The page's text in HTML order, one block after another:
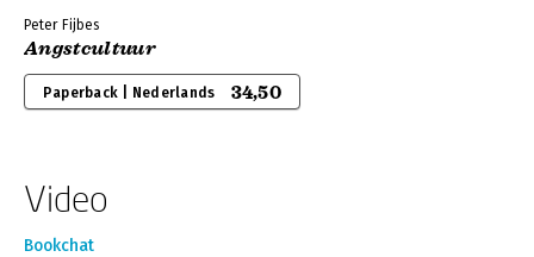
Peter Fijbes
Angstcultuur
Paperback | Nederlands 34,50
Video
Bookchat